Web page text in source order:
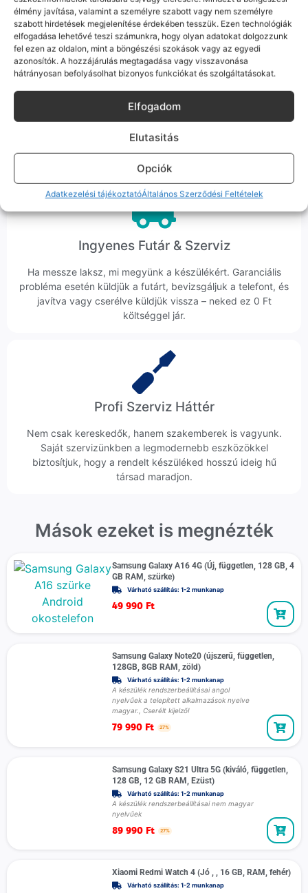
élmény javítása, valamint a személyre szabott vagy nem személyre
szabott hirdetések megjelenítése érdekében tesszük. Ezen technológiák
elfogadása lehetővé teszi számunkra, hogy olyan adatokat dolgozzunk
fel ezen az oldalon, mint a böngészési szokások vagy az egyedi
azonosítók. A hozzájárulás megtagadása vagy visszavonása
hátrányosan befolyásolhat bizonyos funkciókat és szolgáltatásokat.
Elfogadom
Elutasitás
Opciók
Adatkezelési tájékoztatóÁltalános Szerződési Feltételek
Hibázni emberi dolog, de a felelősségvállalás nálunk alap.
Ha ritkán előfordul egy hiba, nem kifogásokat keresünk,
hanem megoldást. Szakértő kollégáink azonnal kézbe
veszik az ügyedet.
Ingyenes Futár & Szerviz
Ha messze laksz, mi megyünk a készülékért. Garanciális
probléma esetén küldjük a futárt, bevizsgáljuk a telefont, és
javítva vagy cserélve küldjük vissza – neked ez 0 Ft
költséggel jár.
Profi Szerviz Háttér
Nem csak kereskedők, hanem szakemberek is vagyunk.
Saját szervizünkben a legmodernebb eszközökkel
biztosítjuk, hogy a rendelt készüléked hosszú ideig hű
társad maradjon.
Mások ezeket is megnézték
Samsung Galaxy A16 4G (Új, független, 128 GB, 4
GB RAM, szürke)
Várható szállítás: 1-2 munkanap
49 990 Ft
Samsung Galaxy Note20 (újszerű, független,
128GB, 8GB RAM, zöld)
Várható szállítás: 1-2 munkanap
A készülék rendszerbeállításai angol
nyelvűek a telepített alkalmazások nyelve
magyar., Cserélt kijelző!
79 990 Ft 27%
Samsung Galaxy S21 Ultra 5G (kiváló, független,
128 GB, 12 GB RAM, Ezüst)
Várható szállítás: 1-2 munkanap
A készülék rendszerbeállításai nem magyar
nyelvűek
89 990 Ft 27%
Xiaomi Redmi Watch 4 (Jó , , 16 GB, RAM, fehér)
Várható szállítás: 1-2 munkanap